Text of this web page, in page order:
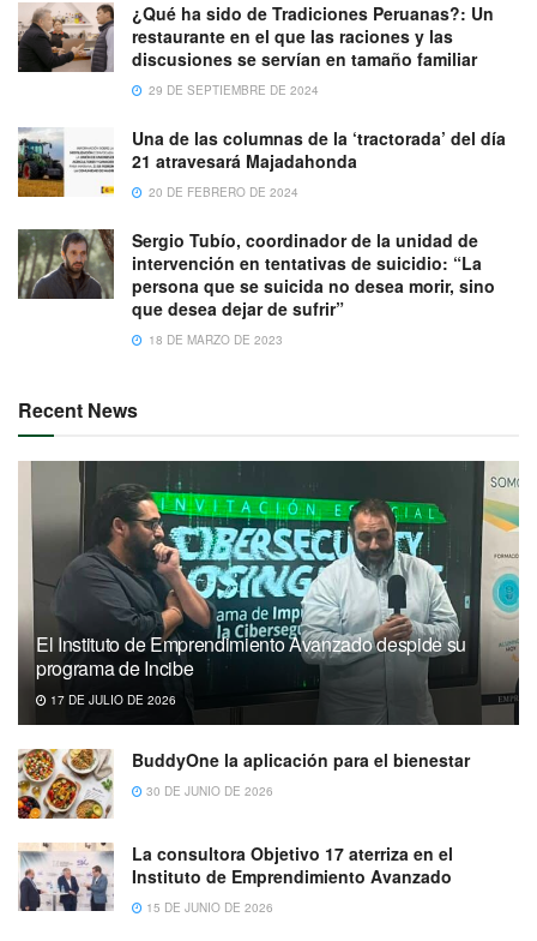
¿Qué ha sido de Tradiciones Peruanas?: Un
restaurante en el que las raciones y las
discusiones se servían en tamaño familiar
29 DE SEPTIEMBRE DE 2024
Una de las columnas de la ‘tractorada’ del día
21 atravesará Majadahonda
20 DE FEBRERO DE 2024
Sergio Tubío, coordinador de la unidad de
intervención en tentativas de suicidio: “La
persona que se suicida no desea morir, sino
que desea dejar de sufrir”
18 DE MARZO DE 2023
Recent News
El Instituto de Emprendimiento Avanzado despide su
programa de Incibe
17 DE JULIO DE 2026
BuddyOne la aplicación para el bienestar
30 DE JUNIO DE 2026
La consultora Objetivo 17 aterriza en el
Instituto de Emprendimiento Avanzado
15 DE JUNIO DE 2026